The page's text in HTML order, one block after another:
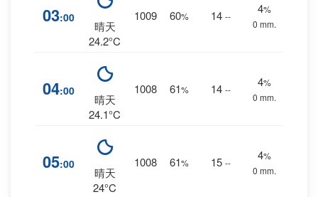
03:00
晴天
24.2°C
1009 60% 14 --
4%
0 mm.
04:00
晴天
24.1°C
1008 61% 14 --
4%
0 mm.
05:00
晴天
24°C
1008 61% 15 --
4%
0 mm.